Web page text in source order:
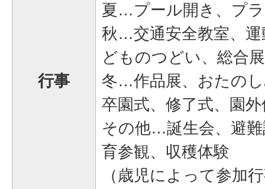
行事
夏…プール開き、プ
秋…交通安全教室、
どものつどい、総合展
冬…作品展、おたの
卒園式、修了式、園
その他…誕生会、避
育参観、収穫体験
（歳児によって参加